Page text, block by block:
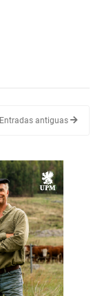
Entradas antiguas